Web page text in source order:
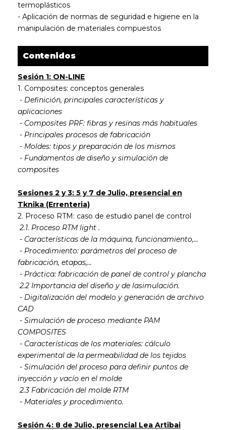
termoplásticos
- Aplicación de normas de seguridad e higiene en la
manipulación de materiales compuestos
Contenidos
Sesión 1: ON-LINE
1. Composites: conceptos generales
- Definición, principales características y
aplicaciones
- Composites PRF: fibras y resinas más habituales
- Principales procesos de fabricación
- Moldes: tipos y preparación de los mismos
- Fundamentos de diseño y simulación de
composites
Sesiones 2 y 3: 5 y 7 de Julio, presencial en
Tknika (Errenteria)
2. Proceso RTM: caso de estudio panel de control
2.1. Proceso RTM light .
- Características de la máquina, funcionamiento,...
- Procedimiento: parámetros del proceso de
fabricación, etapas,...
- Práctica: fabricación de panel de control y plancha
2.2 Importancia del diseño y de lasimulación.
- Digitalización del modelo y generación de archivo
CAD
- Simulación de proceso mediante PAM
COMPOSITES
- Características de los materiales: cálculo
experimental de la permeabilidad de los tejidos
- Simulación del proceso para definir puntos de
inyección y vacío en el molde
2.3 Fabricación del molde RTM
- Materiales y procedimiento.
Sesión 4: 8 de Julio, presencial Lea Artibai